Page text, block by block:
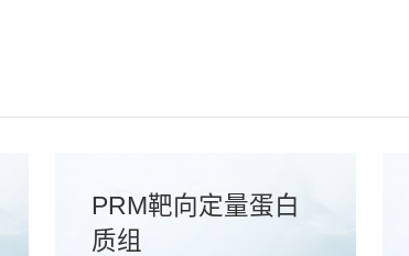
PRM靶向定量蛋白
质组